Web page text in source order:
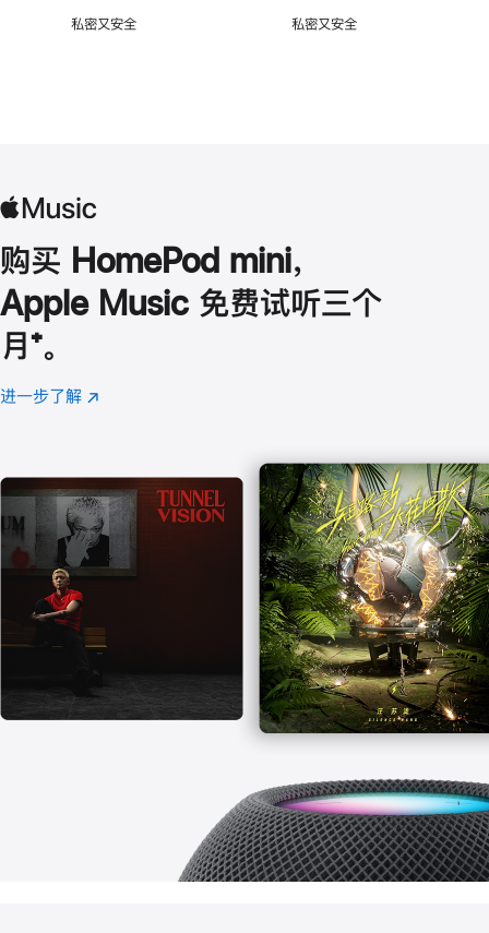
私密又安全 私密又安全
购买 HomePod mini，
Apple Music 免费试听三个
月 脚
注
⁺。
进一步了解 Apple
(在
口
中
打
开)